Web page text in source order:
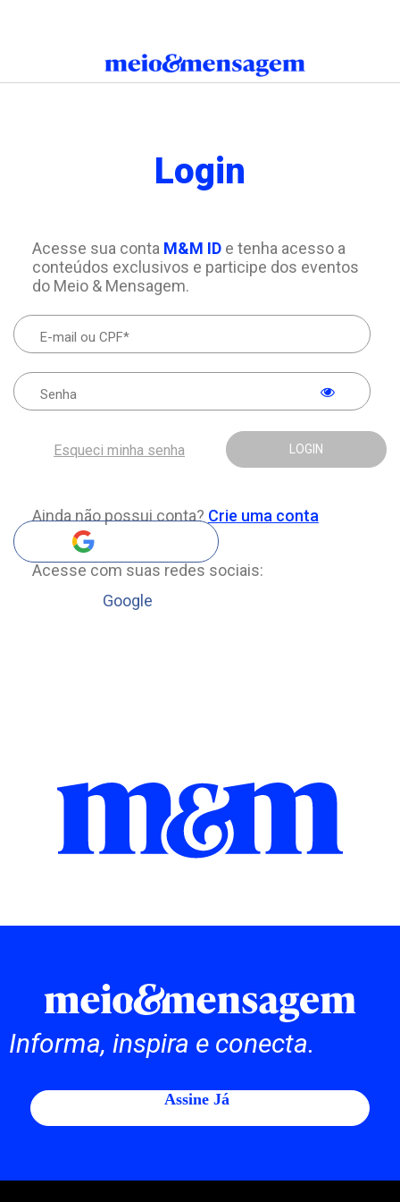
Login
Acesse sua conta M&M IDe tenha acesso a
conteúdos exclusivos e participe dos eventos
do Meio & Mensagem.
LOGIN
Esqueci minha senha
Ainda não possui conta? Crie uma conta
Acesse com suas redes sociais:
Google
Informa, inspira e conecta.
Assine Já